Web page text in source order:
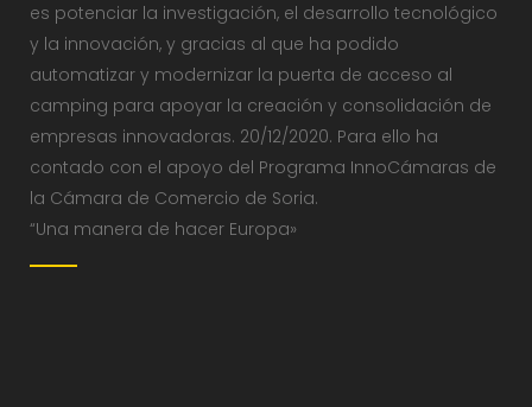
es potenciar la investigación, el desarrollo tecnológico
y la innovación, y gracias al que ha podido
automatizar y modernizar la puerta de acceso al
camping para apoyar la creación y consolidación de
empresas innovadoras. 20/12/2020. Para ello ha
contado con el apoyo del Programa InnoCámaras de
la Cámara de Comercio de Soria.
“Una manera de hacer Europa»